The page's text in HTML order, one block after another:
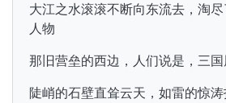
大江之水滚滚不断向东流去，淘
人物
那旧营垒的西边，人们说是，三
陡峭的石壁直耸云天，如雷的惊